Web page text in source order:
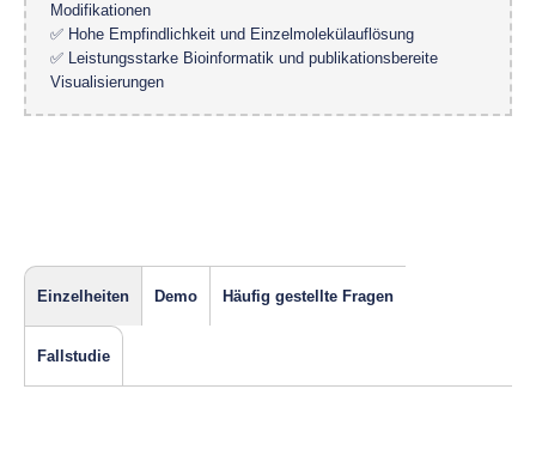
Modifikationen
✅ Hohe Empfindlichkeit und Einzelmolekülauflösung
✅ Leistungsstarke Bioinformatik und publikationsbereite
Visualisierungen
Einzelheiten Demo Häufig gestellte Fragen
Fallstudie